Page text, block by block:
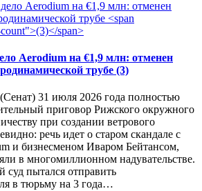
Aerodium на €1,9 млн: отменен
трубе (3)
31 июля 2026 года полностью
приговор Рижского окружного
при создании ветрового
речь идет о старом скандале с
и бизнесменом Иваром Бейтансом,
в многомиллионном надувательстве.
суд пытался отправить
в тюрьму на 3 года…